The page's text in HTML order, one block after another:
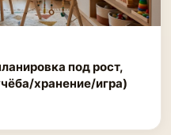
под рост,
хранение/игра)